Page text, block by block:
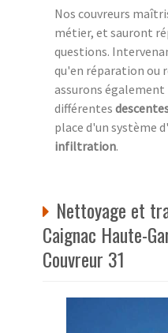
Nos couvreurs
métier, et sauront
questions.
qu'en réparation ou
assurons également
différentes
place d'un système
infiltration.
Nettoyage et
Caignac Haute-
Couvreur 31